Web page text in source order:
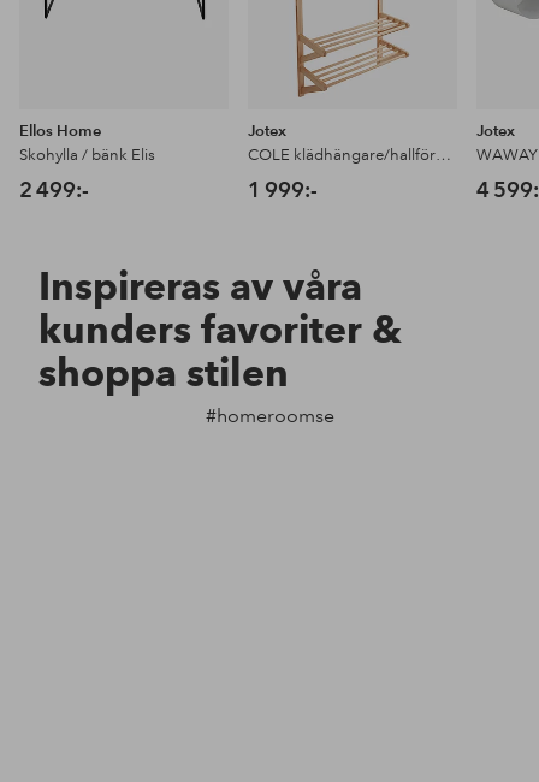
Ellos Home
Skohylla / bänk Elis
2 499:-
Jotex
COLE klädhängare/hallförvaring
1 999:-
Jotex
4
Inspireras av våra
kunders favoriter &
shoppa stilen
#homeroomse